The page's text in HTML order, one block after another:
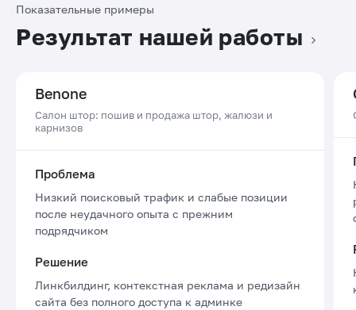
Показательные примеры
Результат нашей работы
Benone
Салон штор: пошив и продажа штор, жалюзи и
карнизов
Проблема
Низкий поисковый трафик и слабые позиции
после неудачного опыта с прежним
подрядчиком
Решение
Линкбилдинг, контекстная реклама и редизайн
сайта без полного доступа к админке